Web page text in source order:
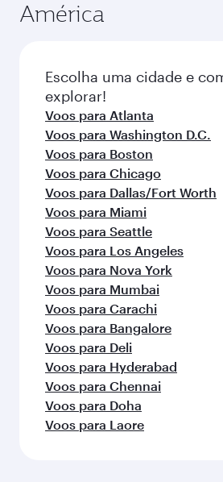
da reserva.
classes de viagem.
América
Escolha uma cidade e
explorar!
Voos para Atlanta
Voos para Washington D.C.
Voos para Boston
Voos para Chicago
Voos para Dallas/Fort Worth
Voos para Miami
Voos para Seattle
Voos para Los Angeles
Voos para Nova York
Voos para Mumbai
Voos para Carachi
Voos para Bangalore
Voos para Deli
Voos para Hyderabad
Voos para Chennai
Voos para Doha
Voos para Laore